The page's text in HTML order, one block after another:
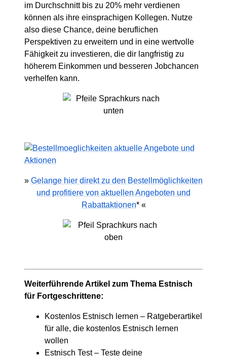
im Durchschnitt bis zu 20% mehr verdienen
können als ihre einsprachigen Kollegen. Nutze
also diese Chance, deine beruflichen
Perspektiven zu erweitern und in eine wertvolle
Fähigkeit zu investieren, die dir langfristig zu
höherem Einkommen und besseren Jobchancen
verhelfen kann.
» Gelange hier direkt zu den Bestellmöglichkeiten
und profitiere von aktuellen Angeboten und
Rabattaktionen* «
Weiterführende Artikel zum Thema Estnisch
für Fortgeschrittene:
Kostenlos Estnisch lernen – Ratgeberartikel
für alle, die kostenlos Estnisch lernen
wollen
Estnisch Test – Teste deine